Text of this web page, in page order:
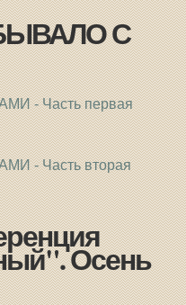
С
- Часть первая
- Часть вторая
Осень